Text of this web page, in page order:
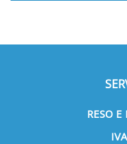
RESO